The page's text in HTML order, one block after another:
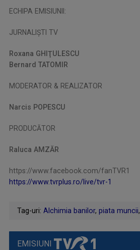
ECHIPA EMISIUNII:
JURNALIȘTI TV
Roxana GHIŢULESCU
Bernard TATOMIR
MODERATOR & REALIZATOR
Narcis POPESCU
PRODUCĂTOR
Raluca AMZĂR
https://www.facebook.com/fanTVR1
https://www.tvrplus.ro/live/tvr-1
Tag-uri: Alchimia banilor, piata muncii,
EMISIUNI